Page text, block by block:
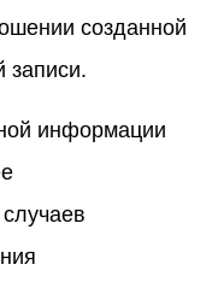
созданной
записи.
информации